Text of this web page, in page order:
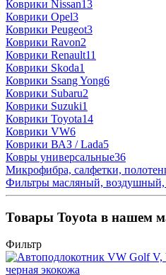
Коврики Nissan13
Коврики Opel3
Коврики Peugeot3
Коврики Ravon2
Коврики Renault11
Коврики Skoda1
Коврики Ssang Yong6
Коврики Subaru2
Коврики Suzuki1
Коврики Toyota14
Коврики VW6
Коврики ВАЗ / Lada5
Ковры универсальные36
Микрофибра, салфетки,
Фильтры масляный,
Товары Toyota в нашем
Фильтр